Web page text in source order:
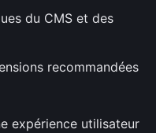
du CMS et des
recommandées
expérience utilisateur